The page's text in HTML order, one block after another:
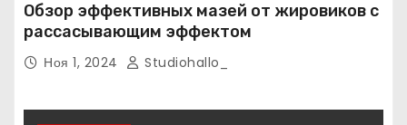
Обзор эффективных мазей от жировиков с
рассасывающим эффектом
Ноя 1, 2024 Studiohallo_